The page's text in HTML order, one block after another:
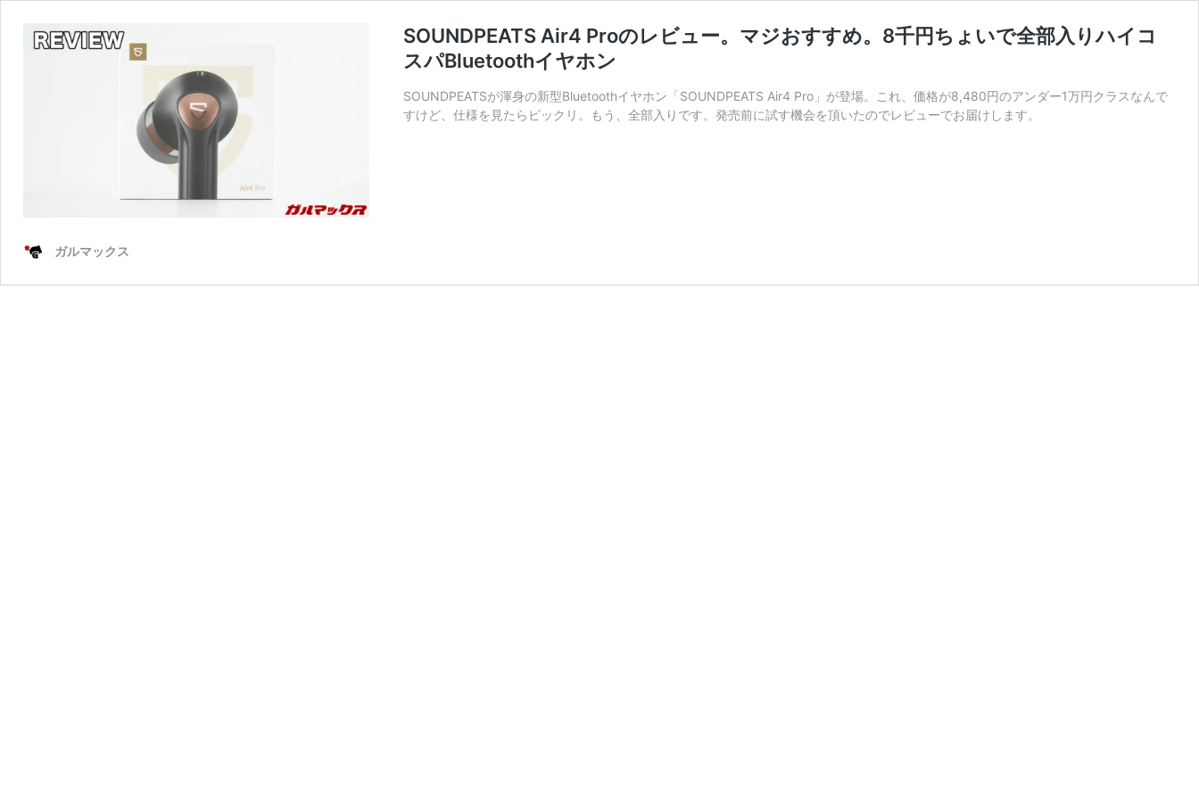
SOUNDPEATS Air4 Proのレビュー。マジおすすめ。8千円ちょいで全部入りハイコ
スパBluetoothイヤホン
SOUNDPEATSが渾身の新型Bluetoothイヤホン「SOUNDPEATS Air4 Pro」が登場。これ、価格が8,480円のアンダー1万円クラスなんで
すけど、仕様を見たらビックリ。もう、全部入りです。発売前に試す機会を頂いたのでレビューでお届けします。
ガルマックス